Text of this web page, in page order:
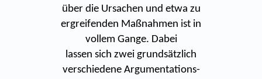
über die Ursachen und etwa zu
ergreifenden Maßnahmen ist in
vollem Gange. Dabei
lassen sich zwei grundsätzlich
verschiedene Argumentations-